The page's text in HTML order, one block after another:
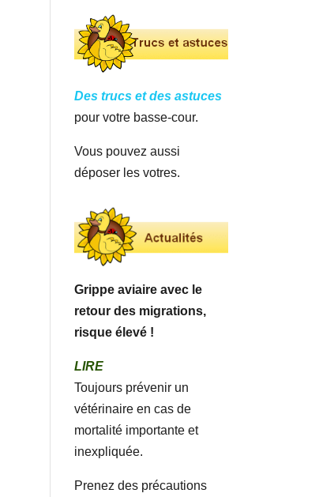
Des trucs et des astuces
pour votre basse-cour.
Vous pouvez aussi
déposer les votres.
Grippe aviaire avec le
retour des migrations,
risque élevé !
LIRE
Toujours prévenir un
vétérinaire en cas de
mortalité importante et
inexpliquée.
Prenez des précautions